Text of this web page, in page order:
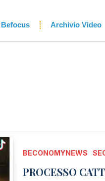
Befocus Archivio Video
BECONOMYNEWS
PROCESSO